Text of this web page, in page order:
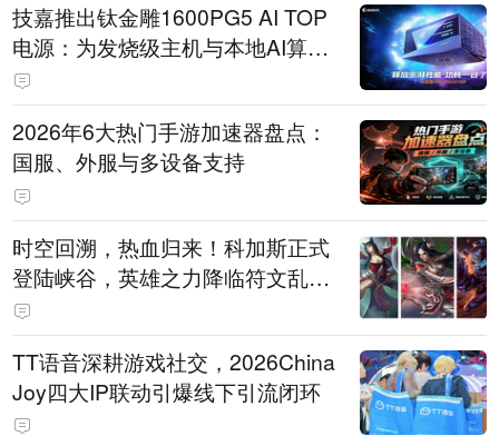
技嘉推出钛金雕1600PG5 AI TOP
电源：为发烧级主机与本地AI算力
打造旗舰供电方案
2026年6大热门手游加速器盘点：
国服、外服与多设备支持
时空回溯，热血归来！科加斯正式
登陆峡谷，英雄之力降临符文乱
斗！
TT语音深耕游戏社交，2026China
Joy四大IP联动引爆线下引流闭环